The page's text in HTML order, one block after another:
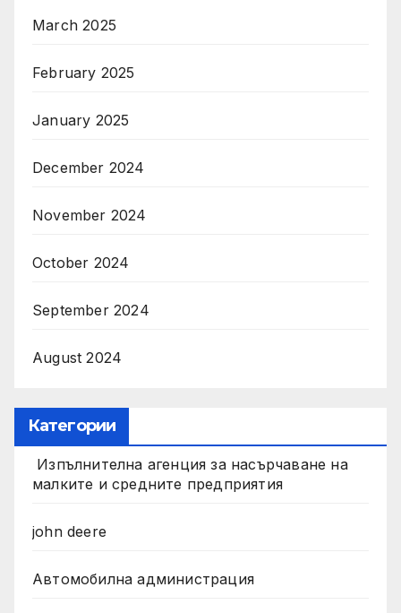
March 2025
February 2025
January 2025
December 2024
November 2024
October 2024
September 2024
August 2024
Категории
Изпълнителна агенция за насърчаване на
малките и средните предприятия
john deere
Автомобилна администрация